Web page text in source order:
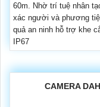
60m. Nhờ trí tuệ nhân
xác người và phương
quả an ninh hỗ trợ khe
IP67
CAMERA